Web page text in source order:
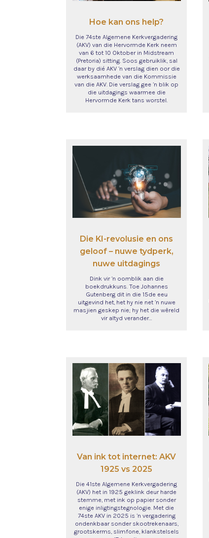
Hoe kan ons help?
Die 74ste Algemene Kerkvergadering
(AKV) van die Hervormde Kerk neem
van 6 tot 10 Oktober in Midstream
(Pretoria) sitting. Soos gebruiklik, sal
daar by dié AKV ’n verslag dien oor die
werksaamhede van die Kommissie
van die AKV. Die verslag gee ’n blik op
die uitdagings waarmee die
Hervormde Kerk tans worstel.
Die KI-revolusie en ons
geloof – nuwe tydperk,
nuwe uitdagings
Dink vir ’n oomblik aan die
boekdrukkuns. Toe Johannes
Gutenberg dit in die 15de eeu
uitgevind het, het hy nie net ’n nuwe
masjien geskep nie; hy het die wêreld
vir altyd verander…
Van ink tot internet: AKV
1925 vs 2025
Die 41ste Algemene Kerkvergadering
(AKV) het in 1925 geklink deur harde
stemme, met ink op papier sonder
enige inligtingstegnologie. Met die
74ste AKV in 2025 is ’n vergadering
ondenkbaar sonder skootrekenaars,
grootskerms, slimfone, klankstelsels